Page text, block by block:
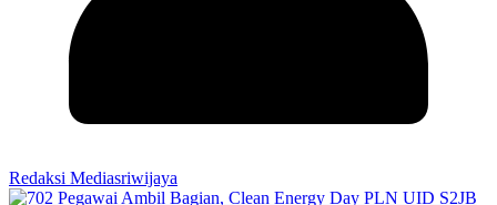
Redaksi Mediasriwijaya